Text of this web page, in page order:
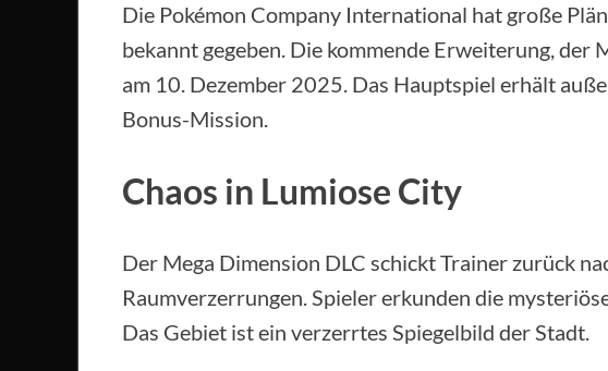
Die Pokémon Company International hat große
bekannt gegeben. Die kommende Erweiterung, der
am 10. Dezember 2025. Das Hauptspiel erhält
Bonus-Mission.
Chaos in Lumiose City
Der Mega Dimension DLC schickt Trainer zurück
Raumverzerrungen. Spieler erkunden die
Das Gebiet ist ein verzerrtes Spiegelbild der Stadt.